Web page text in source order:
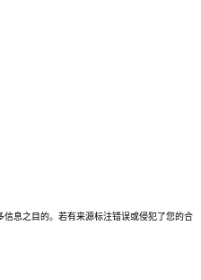
信息之目的。若有来源标注错误或侵犯了您的合